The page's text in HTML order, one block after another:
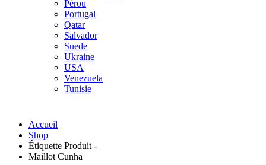
Pérou
Portugal
Qatar
Salvador
Suede
Ukraine
USA
Venezuela
Tunisie
Accueil
Shop
Étiquette Produit -
Maillot Cunha